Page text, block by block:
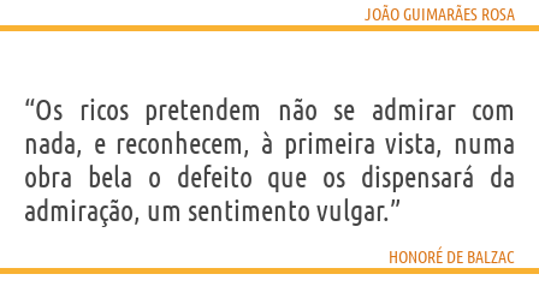
JOÃO GUIMARÃES ROSA
“Os ricos pretendem não se admirar com
nada, e reconhecem, à primeira vista, numa
obra bela o defeito que os dispensará da
admiração, um sentimento vulgar.”
HONORÉ DE BALZAC